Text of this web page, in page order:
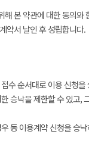
본 약관에 대한 동의
약서 날인 후 성립합니다.
수 순서대로 이용 신청을
승낙을 제한할 수 있고,
동 이용계약 신청을 승